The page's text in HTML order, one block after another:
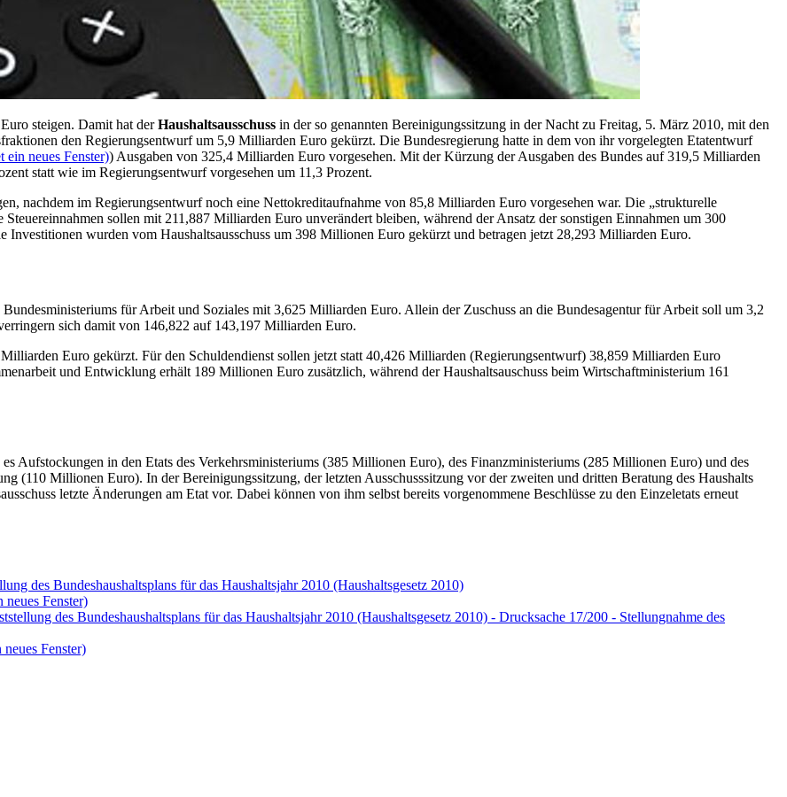
steigen. Damit hat derHaushaltsausschuss in der so genannten Bereinigungssitzung in der Nacht zu Freitag, 5. März 2010, mit den
den Regierungsentwurf um 5,9 Milliarden Euro gekürzt. Die Bundesregierung hatte in dem von ihr vorgelegten Etatentwurf
neues Fenster)) Ausgaben von 325,4 Milliarden Euro vorgesehen. Mit der Kürzung der Ausgaben des Bundes auf 319,5 Milliarden
statt wie im Regierungsentwurf vorgesehen um 11,3 Prozent.
nachdem im Regierungsentwurf noch eine Nettokreditaufnahme von 85,8 Milliarden Euro vorgesehen war. Die „strukturelle
sollen mit 211,887 Milliarden Euro unverändert bleiben, während der Ansatz der sonstigen Einnahmen um 300
wurden vom Haushaltsausschuss um 398 Millionen Euro gekürzt und betragen jetzt 28,293 Milliarden Euro.
für Arbeit und Soziales mit 3,625 Milliarden Euro. Allein der Zuschuss an die Bundesagentur für Arbeit soll um 3,2
sich damit von 146,822 auf 143,197 Milliarden Euro.
Euro gekürzt. Für den Schuldendienst sollen jetzt statt 40,426 Milliarden (Regierungsentwurf) 38,859 Milliarden Euro
und Entwicklung erhält 189 Millionen Euro zusätzlich, während der Haushaltsauschuss beim Wirtschaftministerium 161
Aufstockungen in den Etats des Verkehrsministeriums (385 Millionen Euro), des Finanzministeriums (285 Millionen Euro) und des
(110 Millionen Euro). In der Bereinigungssitzung, der letzten Ausschusssitzung vor der zweiten und dritten Beratung des Haushalts
letzte Änderungen am Etat vor. Dabei können von ihm selbst bereits vorgenommene Beschlüsse zu den Einzeletats erneut
des Bundeshaushaltsplans für das Haushaltsjahr 2010 (Haushaltsgesetz 2010)
Fenster)
des Bundeshaushaltsplans für das Haushaltsjahr 2010 (Haushaltsgesetz 2010) - Drucksache 17/200 - Stellungnahme des
Fenster)